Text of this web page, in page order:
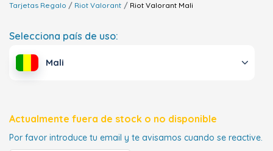
Tarjetas Regalo Riot Valorant Riot Valorant Mali
Selecciona país de uso:
Mali
Actualmente fuera de stock o no disponible
Por favor introduce tu email y te avisamos cuando se reactive.